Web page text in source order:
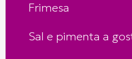
Frimesa
Sal e pimenta a